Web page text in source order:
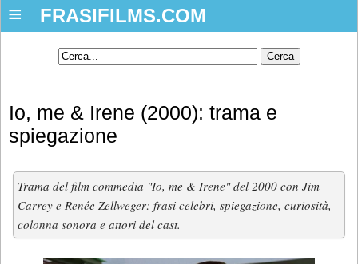
FRASIFILMS.COM
≡
Io, me & Irene (2000): trama e
spiegazione
Trama del film commedia "Io, me & Irene" del 2000 con Jim
Carrey e Renée Zellweger: frasi celebri, spiegazione, curiosità,
colonna sonora e attori del cast.